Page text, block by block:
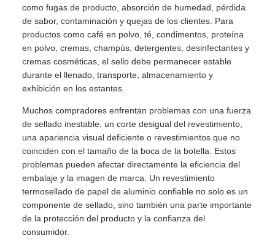
como fugas de producto, absorción de humedad, pérdida
de sabor, contaminación y quejas de los clientes. Para
productos como café en polvo, té, condimentos, proteína
en polvo, cremas, champús, detergentes, desinfectantes y
cremas cosméticas, el sello debe permanecer estable
durante el llenado, transporte, almacenamiento y
exhibición en los estantes.
Muchos compradores enfrentan problemas con una fuerza
de sellado inestable, un corte desigual del revestimiento,
una apariencia visual deficiente o revestimientos que no
coinciden con el tamaño de la boca de la botella. Estos
problemas pueden afectar directamente la eficiencia del
embalaje y la imagen de marca. Un revestimiento
termosellado de papel de aluminio confiable no solo es un
componente de sellado, sino también una parte importante
de la protección del producto y la confianza del
consumidor.